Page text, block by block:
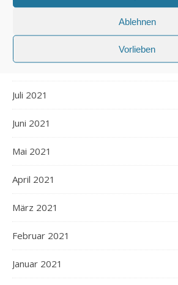
Ablehnen
Vorlieben
Oktober 2021
September 2021
August 2021
Juli 2021
Juni 2021
Mai 2021
April 2021
März 2021
Februar 2021
Januar 2021